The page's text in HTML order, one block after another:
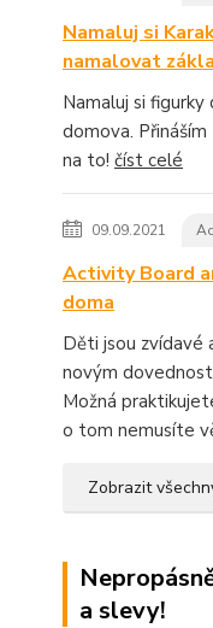
Namaluj si
namalovat
Namaluj si
domova.
na to! číst celé
09.09.2021
Activity Board
doma
Děti jsou zvídavé
novým
Možná
o tom nemusíte
Zobrazit
a slevy!